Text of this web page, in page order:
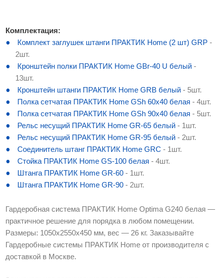
Комплектация:
Комплект заглушек штанги ПРАКТИК Home (2 шт) GRP-
2шт.
Кронштейн полки ПРАКТИК Home GBr-40 U белый-
13шт.
Кронштейн штанги ПРАКТИК Home GRB белый- 5шт.
Полка сетчатая ПРАКТИК Home GSh 60х40 белая- 4шт.
Полка сетчатая ПРАКТИК Home GSh 90х40 белая- 5шт.
Рельс несущий ПРАКТИК Home GR-65 белый- 1шт.
Рельс несущий ПРАКТИК Home GR-95 белый- 2шт.
Соединитель штанг ПРАКТИК Home GRC- 1шт.
Стойка ПРАКТИК Home GS-100 белая- 4шт.
Штанга ПРАКТИК Home GR-60- 1шт.
Штанга ПРАКТИК Home GR-90- 2шт.
Гардеробная система ПРАКТИК Home Optima G240 белая —
практичное решение для порядка в любом помещении.
Размеры: 1050x2550x450 мм, вес — 26 кг. Заказывайте
Гардеробные системы ПРАКТИК Home от производителя с
доставкой в Москве.